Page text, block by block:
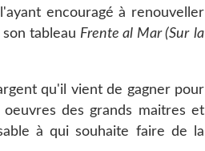
encouragé à renouveller
tableau Frente al Mar (Sur la
qu'il vient de gagner pour
des grands maitres et
à qui souhaite faire de la